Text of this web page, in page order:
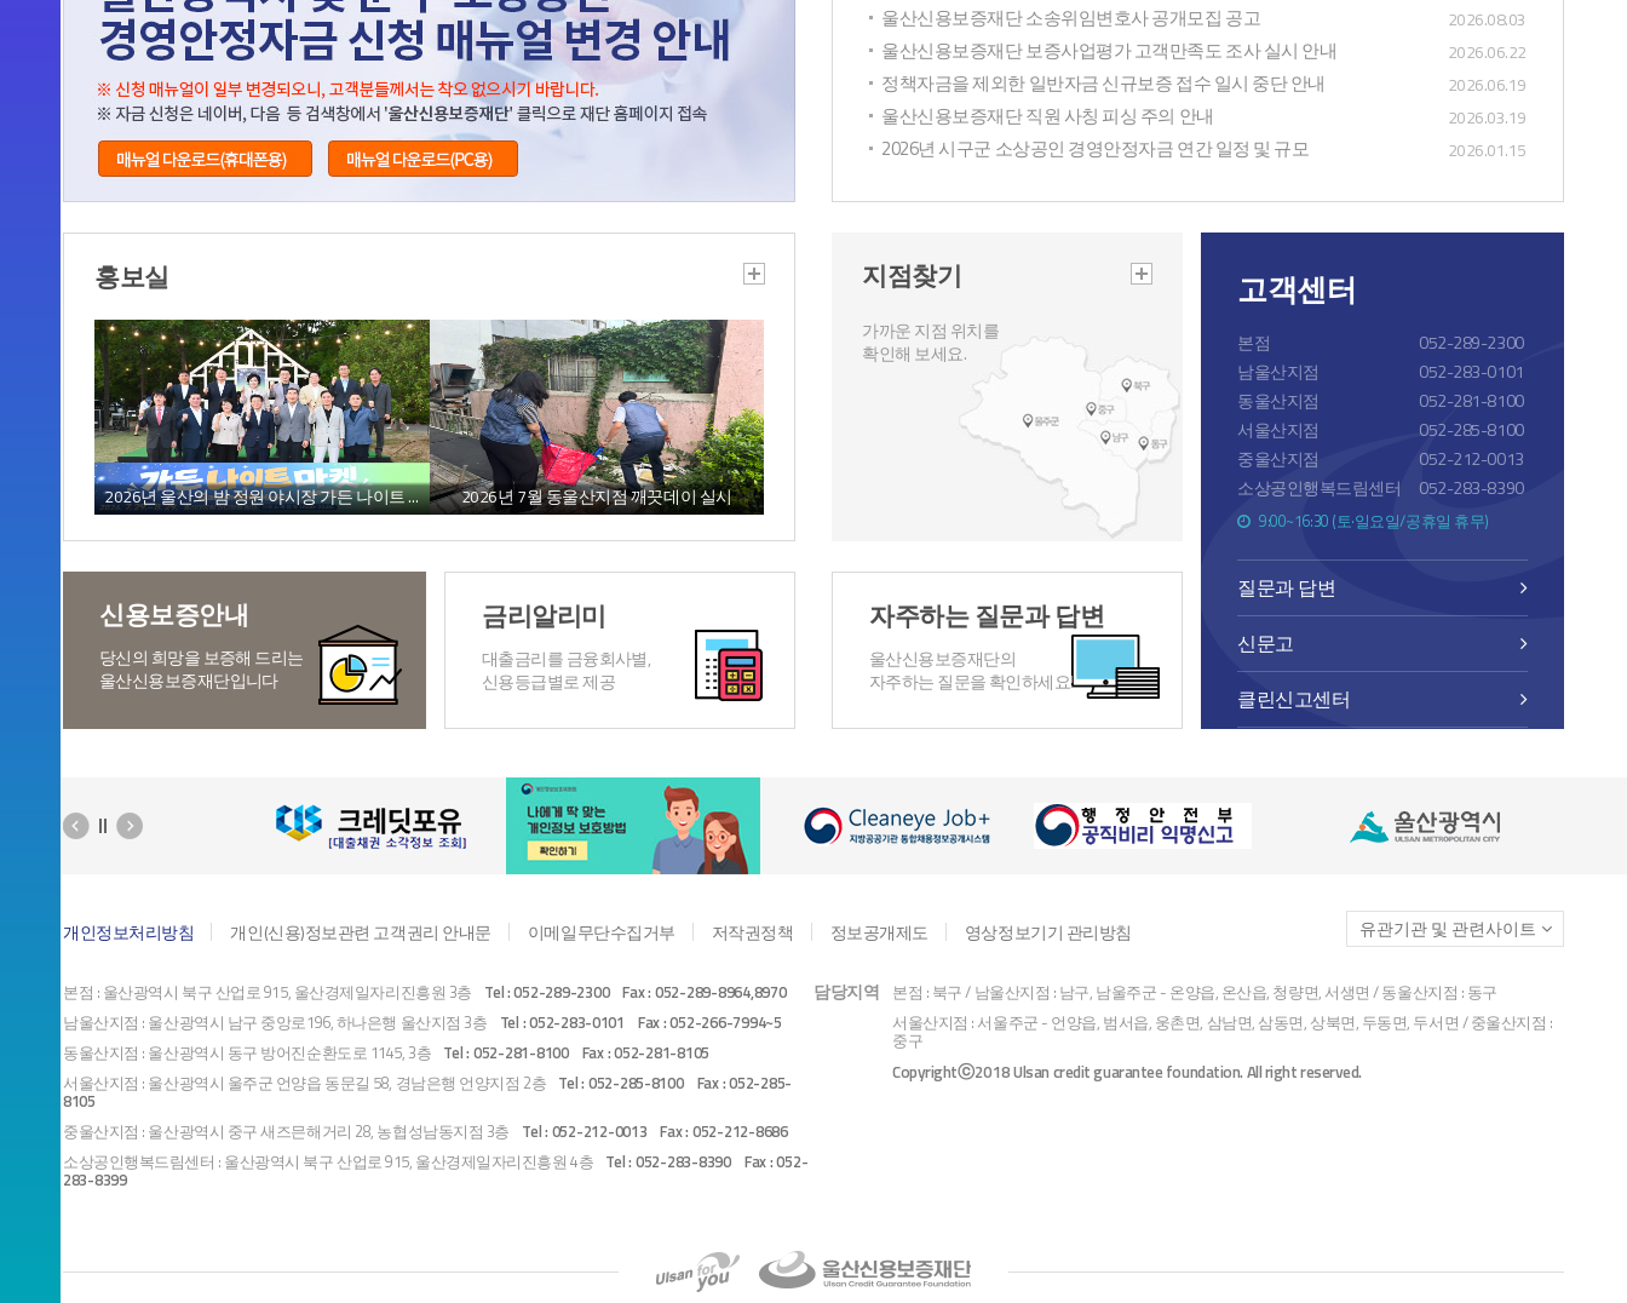
울산신용보증재단 소송위임변호사 공개모집 공고 2026.08.03
울산신용보증재단 보증사업평가 고객만족도 조사 실시 안내 2026.06.22
정책자금을 제외한 일반자금 신규보증 접수 일시 중단 안내 2026.06.19
울산신용보증재단 직원 사칭 피싱 주의 안내 2026.03.19
2026년 시구군 소상공인 경영안정자금 연간 일정 및 규모 2026.01.15
홍보실
2026년 울산의 밤 정원 야시장 가든 나이트 마켓 개장식 2026년 7월 동울산지점 깨끗데이 실시
지점찾기
가까운 지점 위치를
확인해 보세요.
신용보증안내
당신의 희망을 보증해 드리는
울산신용보증재단입니다
금리알리미
대출금리를 금융회사별,
신용등급별로 제공
자주하는 질문과 답변
울산신용보증재단의
자주하는 질문을 확인하세요!
고객센터
본점
052-289-2300
남울산지점
052-283-0101
동울산지점
052-281-8100
서울산지점
052-285-8100
중울산지점
052-212-0013
소상공인행복드림센터
052-283-8390
9:00~16:30 (토·일요일/공휴일 휴무)
질문과 답변
신문고
클린신고센터
개인정보처리방침 개인(신용)정보관련 고객권리 안내문 이메일무단수집거부 저작권정책 정보공개제도 영상정보기기 관리방침 유관기관 및 관련사이트
본점 : 울산광역시 북구 산업로 915, 울산경제일자리진흥원 3층 Tel : 052-289-2300 Fax : 052-289-8964,8970
남울산지점 : 울산광역시 남구 중앙로196, 하나은행 울산지점 3층 Tel : 052-283-0101 Fax : 052-266-7994~5
동울산지점 : 울산광역시 동구 방어진순환도로 1145, 3층 Tel : 052-281-8100 Fax : 052-281-8105
서울산지점 : 울산광역시 울주군 언양읍 동문길 58, 경남은행 언양지점 2층 Tel : 052-285-8100 Fax : 052-285-
8105
중울산지점 : 울산광역시 중구 새즈믄해거리 28, 농협성남동지점 3층 Tel : 052-212-0013 Fax : 052-212-8686
소상공인행복드림센터 : 울산광역시 북구 산업로 915, 울산경제일자리진흥원 4층 Tel : 052-283-8390 Fax : 052-
283-8399
담당지역
본점 : 북구 / 남울산지점 : 남구, 남울주군 - 온양읍, 온산읍, 청량면, 서생면 / 동울산지점 : 동구
서울산지점 : 서울주군 - 언양읍, 범서읍, 웅촌면, 삼남면, 삼동면, 상북면, 두동면, 두서면 / 중울산지점 :
중구
Copyrightⓒ2018 Ulsan credit guarantee foundation. All right reserved.